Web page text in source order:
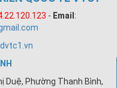
- Email :
Duệ, Phường Thanh Bình,